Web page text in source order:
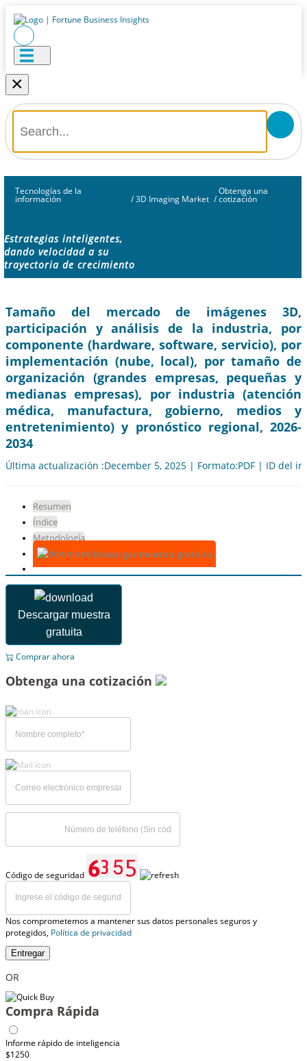
×
Tecnologías de la
información / 3D Imaging Market /
Obtenga una
cotización
Estrategias inteligentes,
dando velocidad a su
trayectoria de crecimiento
Tamaño del mercado de imágenes 3D,
participación y análisis de la industria, por
componente (hardware, software, servicio), por
implementación (nube, local), por tamaño de
organización (grandes empresas, pequeñas y
medianas empresas), por industria (atención
médica, manufactura, gobierno, medios y
entretenimiento) y pronóstico regional, 2026-
2034
Última actualización :December 5, 2025 | Formato:PDF | ID del
Resumen
Índice
Metodología
Descargar muestra gratuita
Descargar muestra
gratuita
Comprar ahora
Obtenga una cotización
Código de seguridad
Nos comprometemos a mantener sus datos personales seguros y
protegidos, Política de privacidad
Entregar
OR
Compra Rápida
Informe rápido de inteligencia
$1250